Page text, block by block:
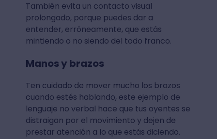
También evita un contacto visual
prolongado, porque puedes dar a
entender, erróneamente, que estás
mintiendo o no siendo del todo franco.
Manos y brazos
Ten cuidado de mover mucho los brazos
cuando estés hablando, este ejemplo de
lenguaje no verbal hace que tus oyentes se
distraigan por el movimiento y dejen de
prestar atención a lo que estás diciendo.